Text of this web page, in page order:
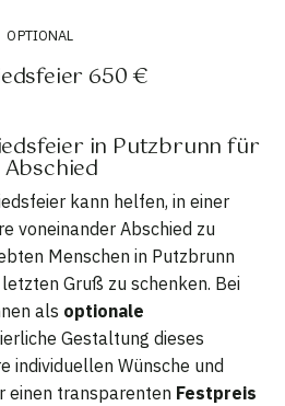
OPTIONAL
650 €
in Putzbrunn für
kann helfen, in einer
voneinander Abschied zu
Menschen in Putzbrunn
Gruß zu schenken. Bei
als optionale
Gestaltung dieses
individuellen Wünsche und
einen transparenten Festpreis